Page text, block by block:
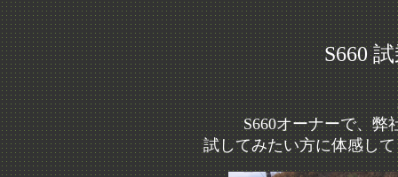
S660
S660オーナーで、弊
試してみたい方に体感し